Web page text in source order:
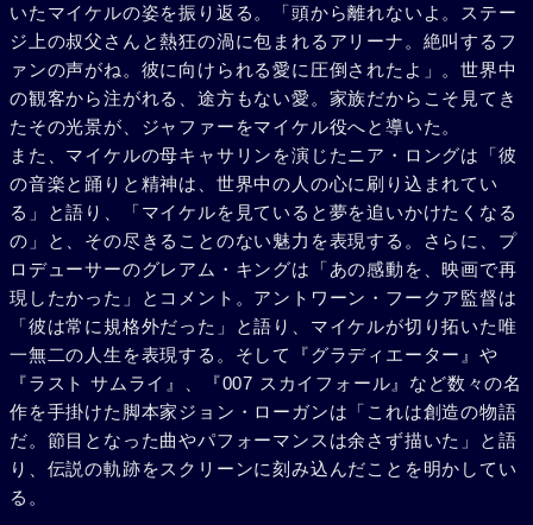
いたマイケルの姿を振り返る。「頭から離れないよ。ステー
ジ上の叔父さんと熱狂の渦に包まれるアリーナ。絶叫するフ
ァンの声がね。彼に向けられる愛に圧倒されたよ」。世界中
の観客から注がれる、途方もない愛。家族だからこそ見てき
たその光景が、ジャファーをマイケル役へと導いた。
また、マイケルの母キャサリンを演じたニア・ロングは「彼
の音楽と踊りと精神は、世界中の人の心に刷り込まれてい
る」と語り、「マイケルを見ていると夢を追いかけたくなる
の」と、その尽きることのない魅力を表現する。さらに、プ
ロデューサーのグレアム・キングは「あの感動を、映画で再
現したかった」とコメント。アントワーン・フークア監督は
「彼は常に規格外だった」と語り、マイケルが切り拓いた唯
一無二の人生を表現する。そして『グラディエーター』や
『ラスト サムライ』、『007 スカイフォール』など数々の名
作を手掛けた脚本家ジョン・ローガンは「これは創造の物語
だ。節目となった曲やパフォーマンスは余さず描いた」と語
り、伝説の軌跡をスクリーンに刻み込んだことを明かしてい
る。